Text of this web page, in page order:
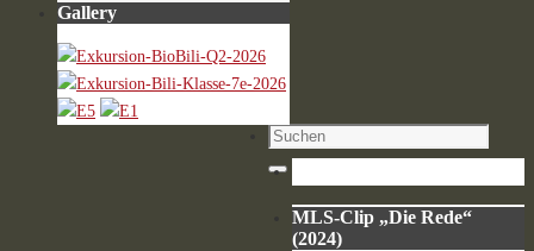
Events
Manager
Suchen
nach:
Suchen
Gallery
MLS-Clip „Die Rede“
(2024)